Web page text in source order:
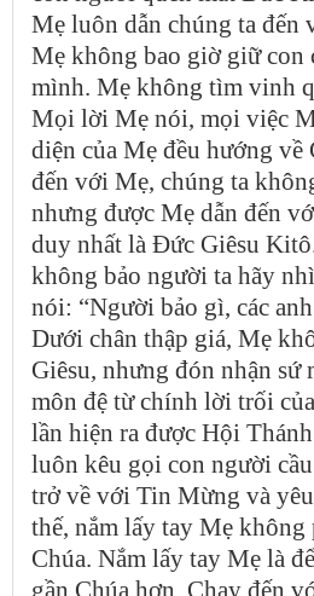
Mẹ luôn dẫn chúng ta đến
Mẹ không bao giờ giữ con
mình. Mẹ không tìm vinh
Mọi lời Mẹ nói, mọi việc
diện của Mẹ đều hướng
đến với Mẹ, chúng ta
nhưng được Mẹ dẫn đến
duy nhất là Đức Giêsu
không bảo người ta hãy
nói: “Người bảo gì, các
Dưới chân thập giá, Mẹ
Giêsu, nhưng đón nhận sứ
môn đệ từ chính lời trối
lần hiện ra được Hội
luôn kêu gọi con người
trở về với Tin Mừng và
thế, nắm lấy tay Mẹ
Chúa. Nắm lấy tay Mẹ là
gần Chúa hơn. Chạy đến